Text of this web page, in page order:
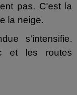
pas. C'est la
la neige.
s'intensifie.
et les routes